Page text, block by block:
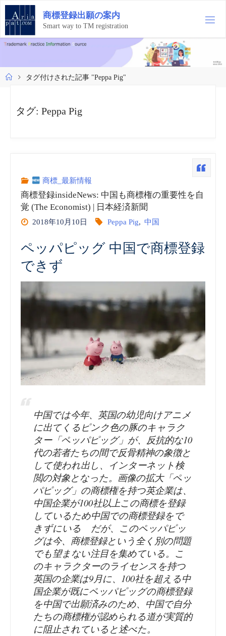
コ
テ
ン
ツ
ス
キ
商標登録出願の案内
Smart way to TM registration
ホ
タグ付けされた記事 "Peppa Pig"
タグ:Peppa Pig
商標_最新情報
商標登録insideNews: 中国も商標権の重要性を自
覚 (The Economist) | 日本経済新聞
2018年10月10日 Peppa Pig, 中国
ペッパピッグ 中国で商標登録
できず
中国では今年、英国の幼児向けアニメ
に出てくるピンク色の豚のキャラク
ター「ペッパピッグ」が、反抗的な10
代の若者たちの間で反骨精神の象徴と
して使われ出し、インターネット検
閲の対象となった。画像の拡大「ペッ
パピッグ」の商標権を持つ英企業は、
中国企業が100社以上この商標を登録
しているため中国での商標登録をで
きずにいる だが、このペッパピッ
グは今、商標登録という全く別の問題
でも望まない注目を集めている。こ
のキャラクターのライセンスを持つ
英国の企業は9月に、100社を超える中
国企業が既にペッパピッグの商標登録
を中国で出願済みのため、中国で自分
たちの商標権が認められる道が実質的
に阻止されていると述べた。